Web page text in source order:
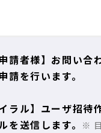
請者様】お問い合
請を行います。
ラル】ユーザ招待
を送信します。
※